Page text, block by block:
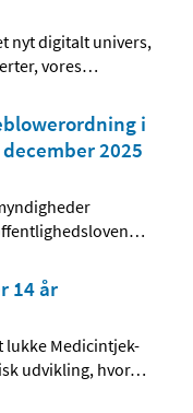
nyt digitalt univers,
vores…
i
2025
…
14 år
Medicintjek-
udvikling, hvor…